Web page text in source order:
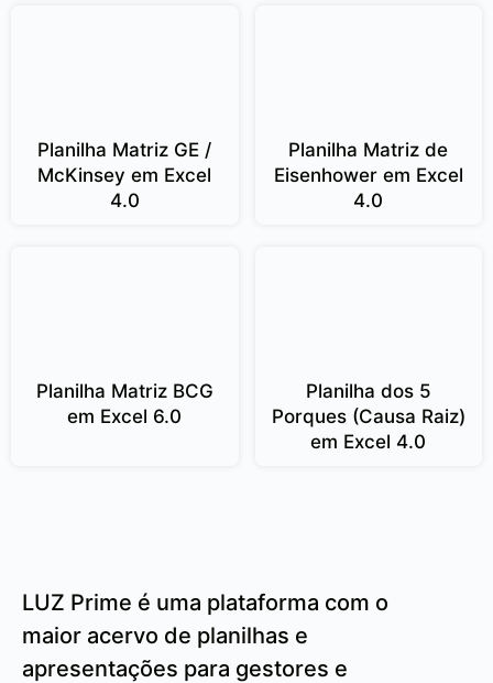
Planilha Matriz GE /
McKinsey em Excel
4.0
Planilha Matriz de
Eisenhower em Excel
4.0
Planilha Matriz BCG
em Excel 6.0
Planilha dos 5
Porques (Causa Raiz)
em Excel 4.0
LUZ Prime é uma plataforma com o
maior acervo de planilhas e
apresentações para gestores e